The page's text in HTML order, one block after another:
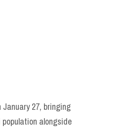
27, bringing
alongside